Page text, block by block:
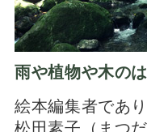
雨や植物や木の
絵本編集者であ
松田素子（まつ